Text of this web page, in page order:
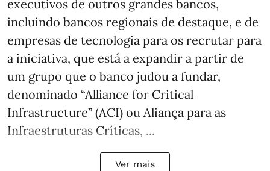
executivos de outros grandes bancos,
incluindo bancos regionais de destaque, e de
empresas de tecnologia para os recrutar para
a iniciativa, que está a expandir a partir de
um grupo que o banco judou a fundar,
denominado “Alliance for Critical
Infrastructure” (ACI) ou Aliança para as
Infraestruturas Críticas, ...
Ver mais